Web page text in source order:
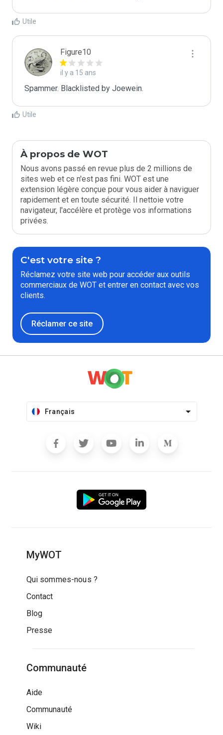
Utile
Figure10
il y a 15 ans
Spammer. Blacklisted by Joewein.
Utile
À propos de WOT
Nous avons passé en revue plus de 2 millions de
sites web et ce n'est pas fini. WOT est une
extension légère conçue pour vous aider à naviguer
rapidement et en toute sécurité. Il nettoie votre
navigateur, l'accélère et protège vos informations
privées.
C'est votre site ?
Réclamez votre site web pour accéder aux outils
commerciaux de WOT et entrer en contact avec vos
clients.
Réclamer ce site
Français
MyWOT
Qui sommes-nous ?
Contact
Blog
Presse
Communauté
Aide
Communauté
Wiki